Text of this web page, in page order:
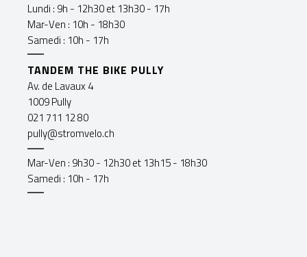
Lundi : 9h - 12h30 et 13h30 - 17h
Mar-Ven : 10h - 18h30
Samedi : 10h - 17h
TANDEM THE BIKE PULLY
Av. de Lavaux 4
1009 Pully
021 711 12 80
pully@stromvelo.ch
Mar-Ven : 9h30 - 12h30 et 13h15 - 18h30
Samedi : 10h - 17h